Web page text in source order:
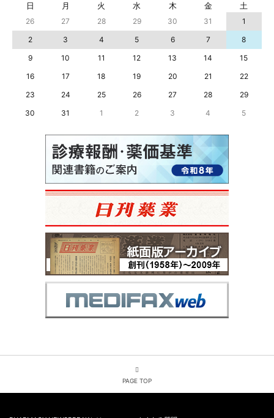
日 月 火 水 木 金 土
26 27 28 29 30 31
1
2
3 4 5 6 7
8
9
10 11 12 13 14
15
16
17 18 19 20 21
22
23
24 25 26 27 28
29
30
31 1 2 3 4 5
PAGE TOP